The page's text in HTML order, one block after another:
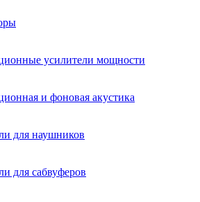
усилители мощности
и фоновая акустика
для наушников
для сабвуферов